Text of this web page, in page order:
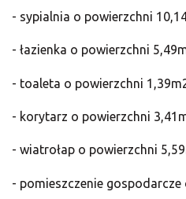
- sypialnia o powierzchni
- łazienka o powierzchni
- toaleta o powierzchni
- korytarz o powierzchni
- wiatrołap o powierzchni
- pomieszczenie